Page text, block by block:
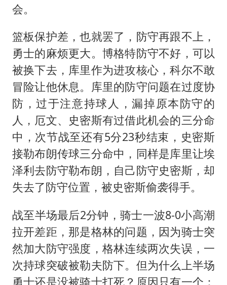
会。
篮板保护差，也就罢了，防守再跟不上，
勇士的麻烦更大。博格特防守不好，可以
被换下去，库里作为进攻核心，科尔不敢
冒险让他休息。库里的防守问题在过度协
防，过于注意持球人，漏掉原本防守的
人，厄文、史密斯有过借此机会的三分命
中，次节战至还有5分23秒结束，史密斯
接勒布朗传球三分命中，同样是库里让埃
泽利去防守勒布朗，自己防守史密斯，却
失去了防守位置，被史密斯偷袭得手。
战至半场最后2分钟，骑士一波8-0小高潮
拉开差距，那是格林的问题，因为骑士突
然加大防守强度，格林连续两次失误，一
次持球突破被勒夫防下。但为什么上半场
勇士还是没被骑士打死？原因只有一个：